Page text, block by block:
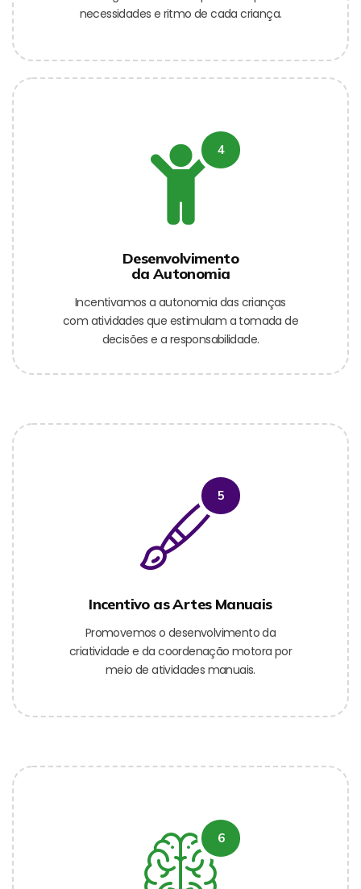
necessidades e ritmo de cada criança.
4
Desenvolvimento
da Autonomia
Incentivamos a autonomia das crianças
com atividades que estimulam a tomada de
decisões e a responsabilidade.
5
Incentivo as Artes Manuais
Promovemos o desenvolvimento da
criatividade e da coordenação motora por
meio de atividades manuais.
6